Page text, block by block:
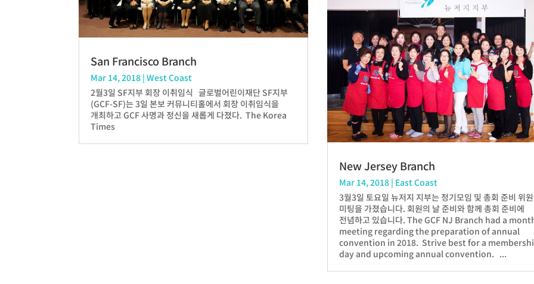
San Francisco Branch
Mar 14, 2018 | West Coast
2월3일 SF지부 회장 이취임식 글로벌어린이재단 SF지부
(GCF-SF)는 3일 본보 커뮤니티홀에서 회장 이취임식을
개최하고 GCF 사명과 정신을 새롭게 다졌다. The Korea
Times
New Jersey Branch
Mar 14, 2018 | East Coast
3월3일 토요일 뉴저지 지부는 정기모임 및 총회 준비 위
미팅을 가졌습니다. 회원의 날 준비와 함께 총회 준비에
전념하고 있습니다. The GCF NJ Branch had a
meeting regarding the preparation of annual
convention in 2018. Strive best for a
day and upcoming annual convention. ...